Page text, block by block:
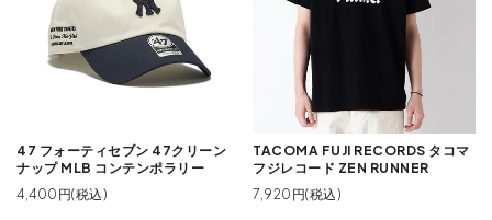
47 フォーティセブン 47クリーン
ナップ MLB コンテンポラリー
4,400円(税込)
TACOMA FUJI RECORDS タコマ
フジレコード ZEN RUNNER
7,920円(税込)